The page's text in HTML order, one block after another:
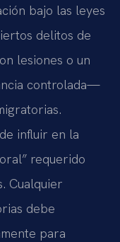
bajo las leyes
delitos de
lesiones o un
controlada—
influir en la
requerido
Cualquier
debe
para